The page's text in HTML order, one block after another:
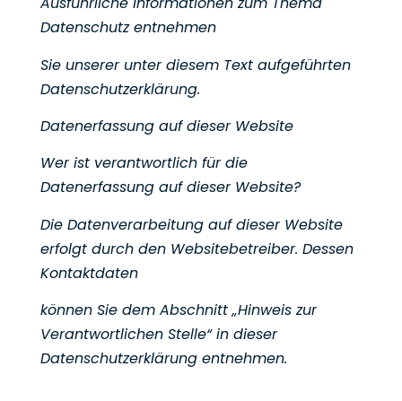
Datenschutz entnehmen
Sie unserer unter diesem Text aufgeführten
Datenschutzerklärung.
Datenerfassung auf dieser Website
Wer ist verantwortlich für die
Datenerfassung auf dieser Website?
Die Datenverarbeitung auf dieser Website
erfolgt durch den Websitebetreiber. Dessen
Kontaktdaten
können Sie dem Abschnitt „Hinweis zur
Verantwortlichen Stelle“ in dieser
Datenschutzerklärung entnehmen.